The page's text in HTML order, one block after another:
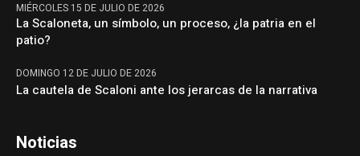
MIÉRCOLES 15 DE JULIO DE 2026
La Scaloneta, un símbolo, un proceso, ¿la patria en el
patio?
DOMINGO 12 DE JULIO DE 2026
La cautela de Scaloni ante los jerarcas de la narrativa
Noticias